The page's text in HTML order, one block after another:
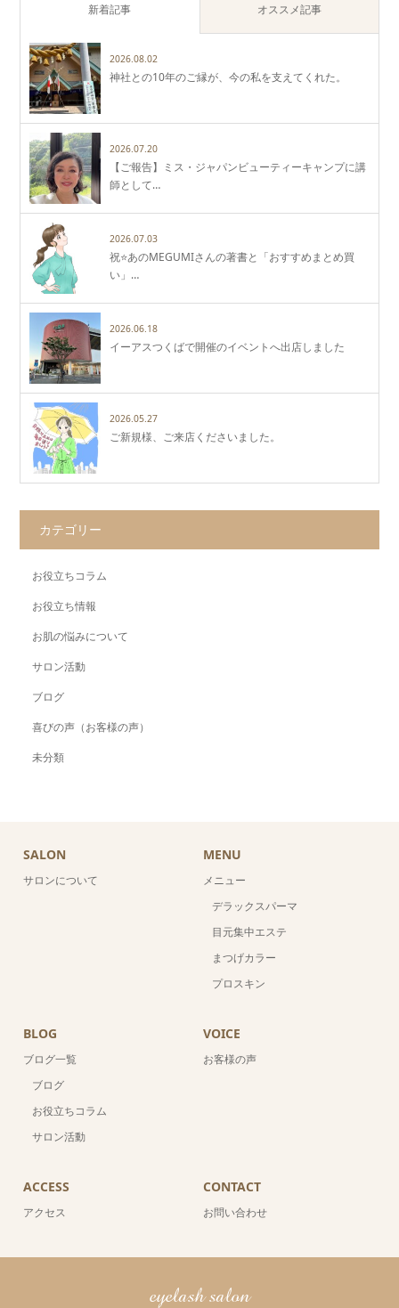
新着記事 オススメ記事
2026.08.02
神社との10年のご縁が、今の私を支えてくれた。
2026.07.20
【ご報告】ミス・ジャパンビューティーキャンプに講
師として…
2026.07.03
祝⭐️あのMEGUMIさんの著書と「おすすめまとめ買
い」…
2026.06.18
イーアスつくばで開催のイベントへ出店しました
2026.05.27
ご新規様、ご来店くださいました。
カテゴリー
お役立ちコラム
お役立ち情報
お肌の悩みについて
サロン活動
ブログ
喜びの声（お客様の声）
未分類
SALON
サロンについて
MENU
メニュー
デラックスパーマ
目元集中エステ
まつげカラー
プロスキン
BLOG
ブログ一覧
ブログ
お役立ちコラム
サロン活動
VOICE
お客様の声
ACCESS
アクセス
CONTACT
お問い合わせ
eyelash salon